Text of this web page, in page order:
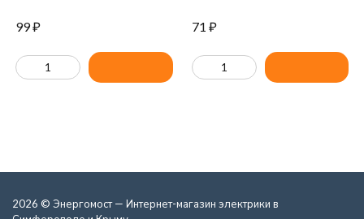
99₽ 71 ₽
2026 © Энергомост — Интернет-магазин электрики в